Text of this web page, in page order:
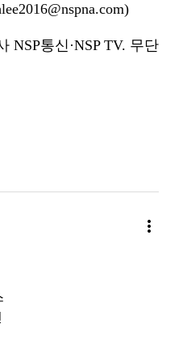
통신·NSP TV. 무단
more_vert